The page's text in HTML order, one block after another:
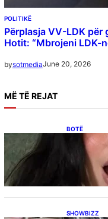
POLITIKË
Përplasja VV-LDK për
Hotit: “Mbrojeni LDK-
bysotmediaJune 20, 2026
MË TË REJAT
BOTË
Besnik
Dua
botërorë”
SHOWBIZZ